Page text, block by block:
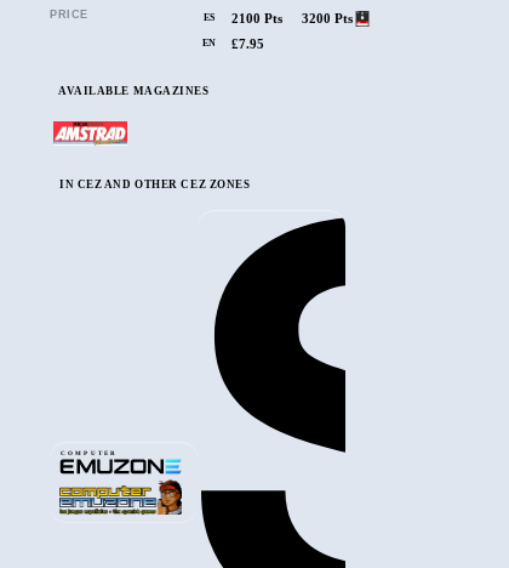
PRICE ES 2100 Pts 3200 Pts
EN £7.95
AVAILABLE MAGAZINES
IN CEZ AND OTHER CEZ ZONES
COMPUTER